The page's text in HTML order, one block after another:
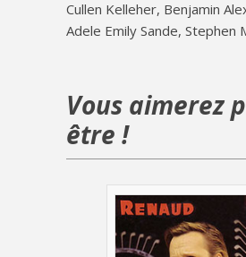
Cullen Kelleher, Benjamin
Adele Emily Sande, Stephen
Vous aimerez
être !